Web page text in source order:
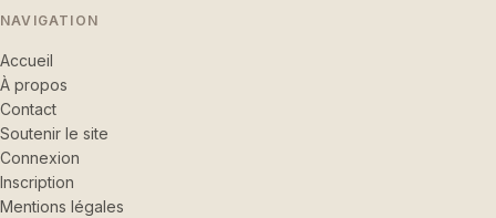
NAVIGATION
Accueil
À propos
Contact
Soutenir le site
Connexion
Inscription
Mentions légales